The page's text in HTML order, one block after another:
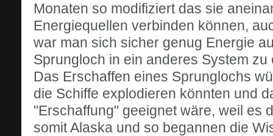
Monaten so modifiziert das sie
Energiequellen verbinden können,
war man sich sicher genug Energie
Sprungloch in ein anderes System zu
Das Erschaffen eines Sprunglochs
die Schiffe explodieren könnten und
"Erschaffung" geeignet wäre, weil es
somit Alaska und so begannen die